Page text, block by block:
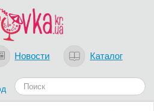
Новости Каталог